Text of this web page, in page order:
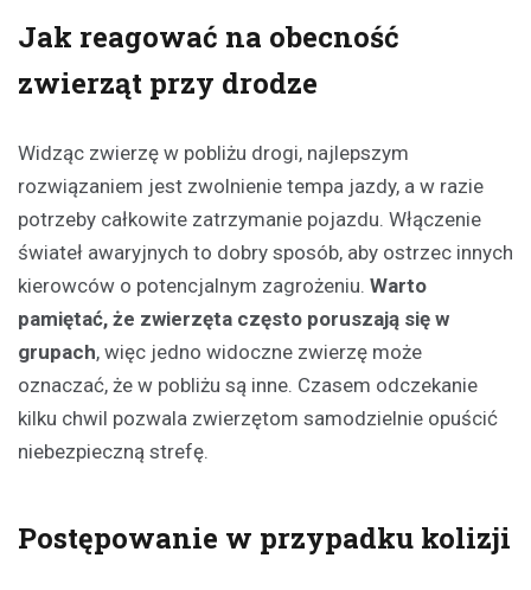
Jak reagować na obecność
zwierząt przy drodze
Widząc zwierzę w pobliżu drogi, najlepszym
rozwiązaniem jest zwolnienie tempa jazdy, a w razie
potrzeby całkowite zatrzymanie pojazdu. Włączenie
świateł awaryjnych to dobry sposób, aby ostrzec innych
kierowców o potencjalnym zagrożeniu. Warto
pamiętać, że zwierzęta często poruszają się w
grupach, więc jedno widoczne zwierzę może
oznaczać, że w pobliżu są inne. Czasem odczekanie
kilku chwil pozwala zwierzętom samodzielnie opuścić
niebezpieczną strefę.
Postępowanie w przypadku kolizji